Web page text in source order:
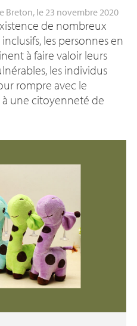
Breton, le 23 novembre 2020
de nombreux
les personnes en
à faire valoir leurs
les individus
rompre avec le
à une citoyenneté de